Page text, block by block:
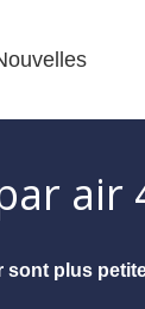
air
sont plus